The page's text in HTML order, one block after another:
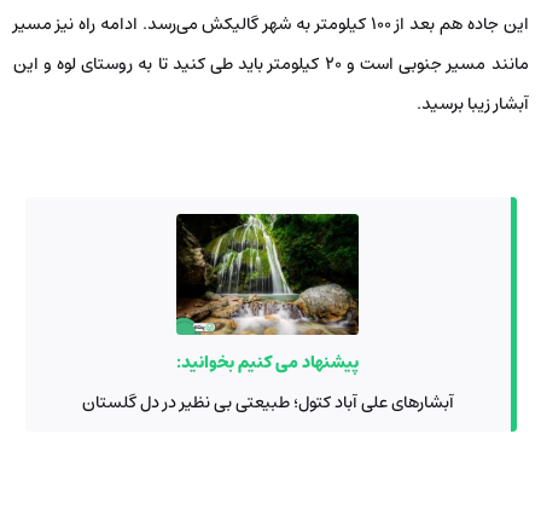
این جاده هم بعد از ۱۰۰ کیلومتر به شهر گالیکش می‌رسد. ادامه راه نیز مسیر
مانند مسیر جنوبی است و ۲۰ کیلومتر باید طی کنید تا به روستای لوه و این
آبشار زیبا برسید.
پیشنهاد می کنیم بخوانید:
آبشارهای علی آباد کتول؛ طبیعتی بی نظیر در دل گلستان